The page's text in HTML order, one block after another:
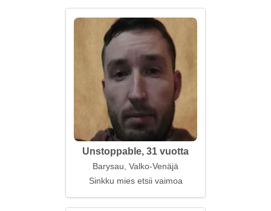
Unstoppable, 31 vuotta
Barysau, Valko-Venäjä
Sinkku mies etsii vaimoa